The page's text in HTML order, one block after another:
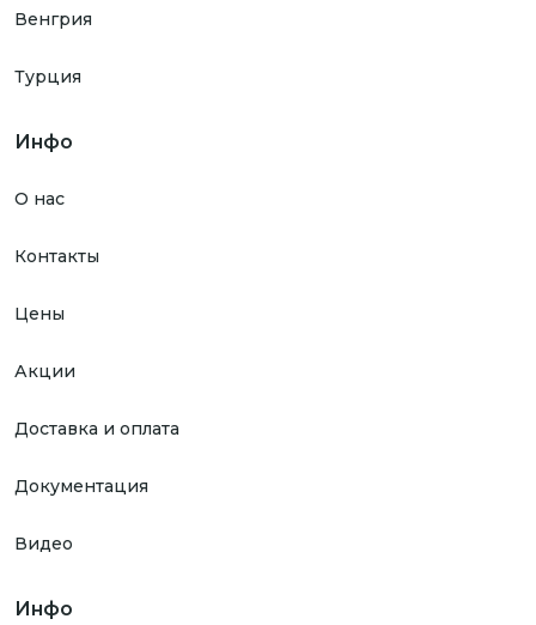
Венгрия
Турция
Инфо
О нас
Контакты
Цены
Акции
Доставка и оплата
Документация
Видео
Инфо